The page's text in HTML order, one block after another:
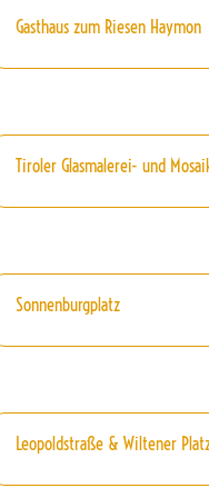
Gasthaus zum Riesen Haymon
Tiroler Glasmalerei- und
Sonnenburgplatz
Leopoldstraße & Wiltener